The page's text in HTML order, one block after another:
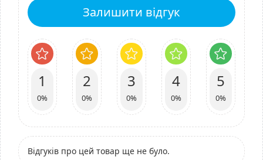
Залишити відгук
1
0%
2
0%
3
0%
4
0%
5
0%
Відгуків про цей товар ще не було.